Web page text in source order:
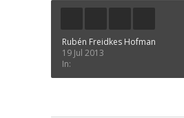
Rubén Freidkes Hofman
19 Jul 2013
In: